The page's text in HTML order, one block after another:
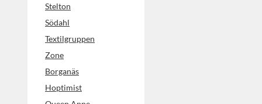
Stelton
Södahl
Textilgruppen
Zone
Borganäs
Hoptimist